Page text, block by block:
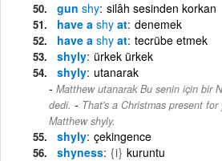
gun shy silâh sesinden korkan
have a shy at denemek
have a shy at tecrübe etmek
shyly ürkek ürkek
shyly utanarak
Matthew utanarak Bu senin için bir
dedi. - That's a Christmas present
Matthew shyly.
shyly çekingence
shyness {i} kuruntu